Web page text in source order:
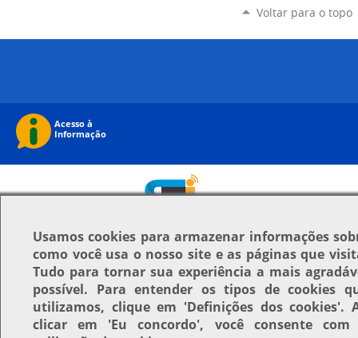
Voltar para o topo
Usamoscookies para armazenar informações
como você usa o nosso site e as páginas que
Tudo para tornar sua experiência a mais
possível. Para entender os tipos de cookies
utilizamos, clique em 'Definições dos cookies'.
clicar em 'Eu concordo', você consente com